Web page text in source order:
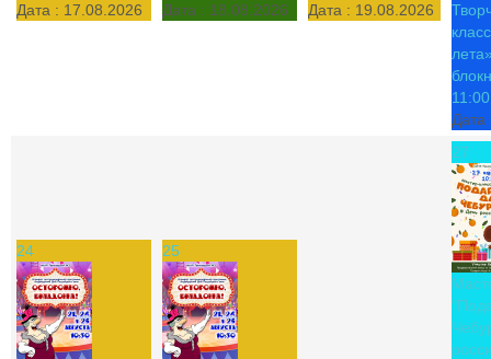
Дата : 17.08.2026
Дата : 18.08.2026
Дата : 19.08.2026
11:00
24 25
27